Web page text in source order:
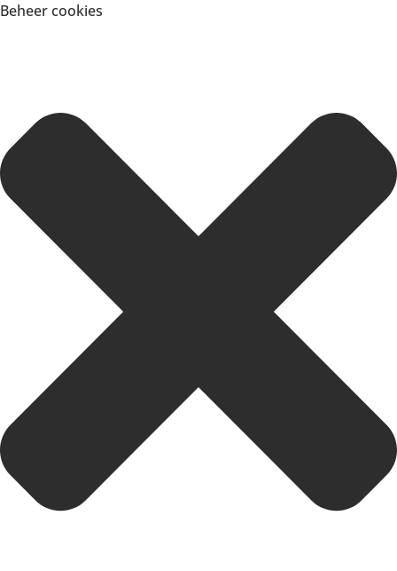
Beheer cookies